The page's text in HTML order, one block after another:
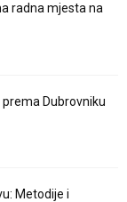
radna mjesta na
Dubrovniku
Metodije i